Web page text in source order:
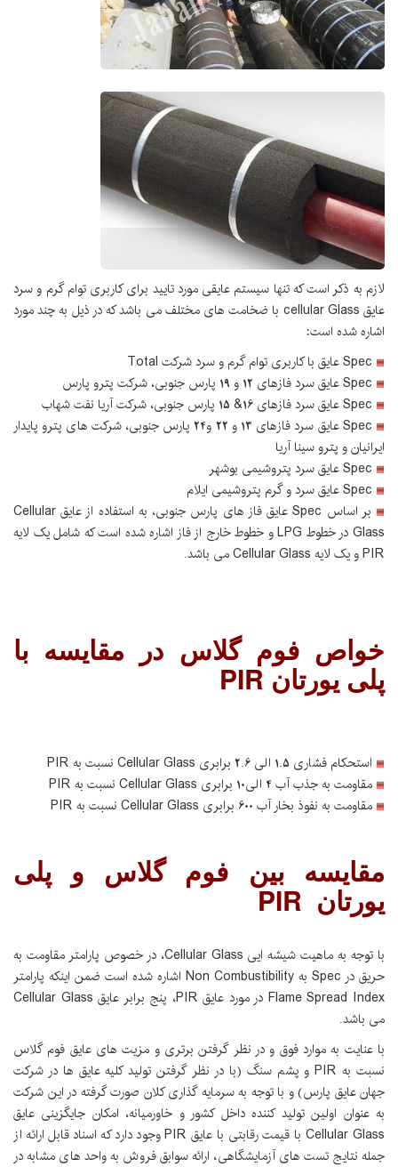
لازم به ذکر است که تنها سیستم عایقی مورد تایید برای کاربری توام گرم و سرد
عایق cellular Glass با ضخامت های مختلف می باشد که در ذیل به چند مورد
اشاره شده است:
Spec عایق سرد فازهای 13 و 22 و24 پارس جنوبی، شرکت های پترو پایدار
ایرانیان و پترو سینا آریا
بر اساس Spec عایق فاز های پارس جنوبی، به استفاده از عایق Cellular
Glass در خطوط LPG و خطوط خارج از فاز اشاره شده است که شامل یک لایه
PIR و یک لایه Cellular Glass می باشد.
خواص فوم گلاس در مقایسه با
پلی یورتان PIR
استحکام فشاری 1.5 الی 2.6 برابری Cellular Glass نسبت به PIR
مقاومت به جذب آب 4 الی10 برابری Cellular Glass نسبت به PIR
مقاومت به نفوذ بخار آب 600 برابری Cellular Glass نسبت به PIR
مقایسه بین فوم گلاس و پلی
یورتان PIR
با توجه به ماهیت شیشه ایی Cellular Glass، در خصوص پارامتر مقاومت به
حریق در Spec به Non Combustibility اشاره شده است ضمن اینکه پارامتر
Flame Spread Index در مورد عایق PIR، پنج برابر عایق Cellular Glass
می باشد.
با عنایت به موارد فوق و در نظر گرفتن برتری و مزیت های عایق فوم گلاس
نسبت به PIR و پشم سنگ (با در نظر گرفتن تولید کلیه عایق ها در شرکت
جهان عایق پارس) و با توجه به سرمایه گذاری کلان صورت گرفته در این شرکت
به عنوان اولین تولید کننده داخل کشور و خاورمیانه،‌ امکان جایگزینی عایق
Cellular Glass با قیمت رقابتی با عایق PIR وجود دارد که اسناد قابل ارائه از
جمله نتایج تست های آزمایشگاهی، ارائه سوابق فروش به واحد های مشابه در